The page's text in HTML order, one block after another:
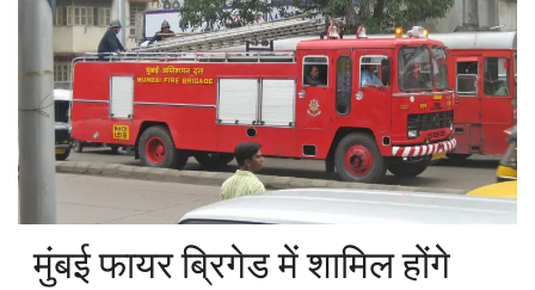
मुंबई फायर ब्रिगेड में शामिल होंगे